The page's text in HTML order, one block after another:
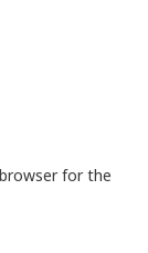
for the